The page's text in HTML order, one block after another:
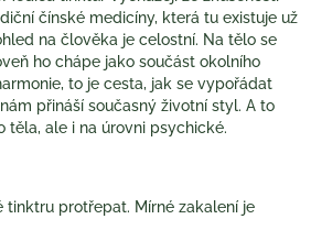
čínské medicíny, která tu existuje už
na člověka je celostní. Na tělo se
ho chápe jako součást okolního
to je cesta, jak se vypořádat
přináší současný životní styl. A to
těla, ale i na úrovni psychické.
tinktru protřepat. Mírné zakalení je